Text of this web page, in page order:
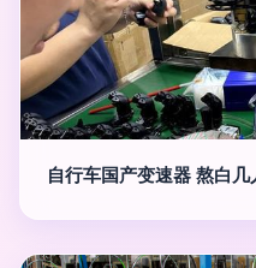
自行车国产变速器 熬白